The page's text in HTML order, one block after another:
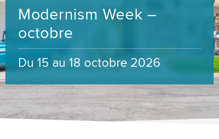
Modernism Week –
octobre
Du 15 au 18 octobre 2026